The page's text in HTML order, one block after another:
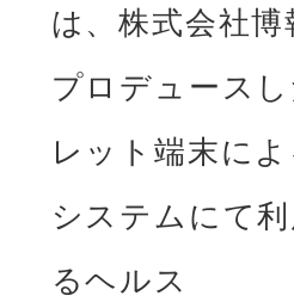
は、株式会社
プロデュース
レット端末に
システムにて
るヘルス